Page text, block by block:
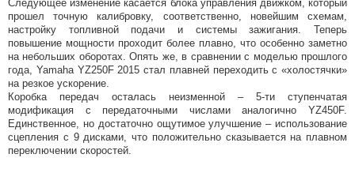
Следующее изменение касается блока управления движком, который
прошел точную калибровку, соответственно, новейшим схемам,
настройку топливной подачи и системы зажигания. Теперь
повышение мощности проходит более плавно, что особенно заметно
на небольших оборотах. Опять же, в сравнении с моделью прошлого
года, Yamaha YZ250F 2015 стал плавней переходить с «холостячки»
на резкое ускорение.
Коробка передач осталась неизменной – 5-ти ступенчатая
модификация с передаточными числами аналогично YZ450F.
Единственное, но достаточно ощутимое улучшение – использование
сцепления с 9 дисками, что положительно сказывается на плавном
переключении скоростей.